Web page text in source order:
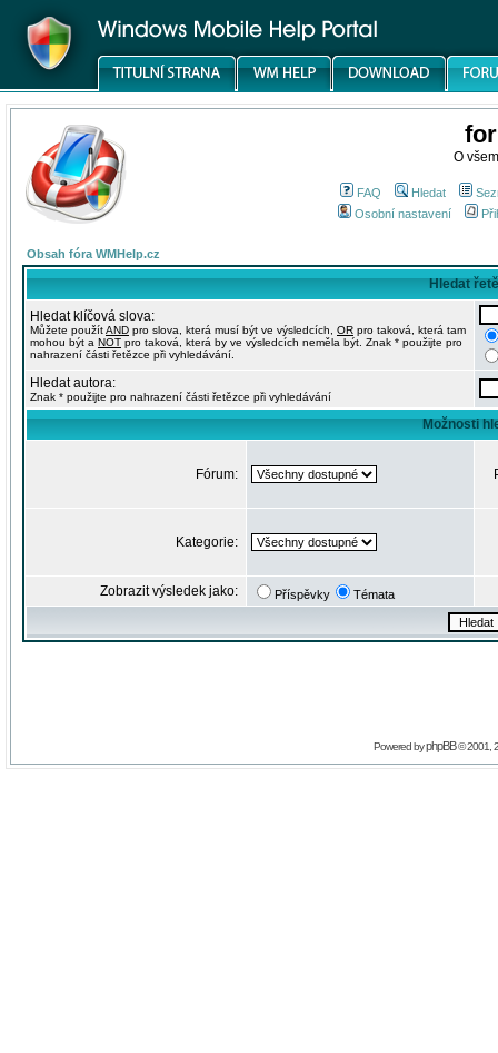
O
FAQ Hledat
Osobní nastavení
Obsah fóra WMHelp.cz
Hledat
Hledat klíčová slova:
Můžete použítAND pro slova, která musí být ve výsledcích, OR pro taková, která tam
mohou být a NOT pro taková, která by ve výsledcích neměla být. Znak * použijte pro
nahrazení části řetězce při vyhledávání.
Hledat autora:
Znak * použijte pro nahrazení části řetězce při vyhledávání
Možnosti
Fórum:
Kategorie:
Zobrazit výsledek jako: Příspěvky Témata
Powered byphpBB© 2001,